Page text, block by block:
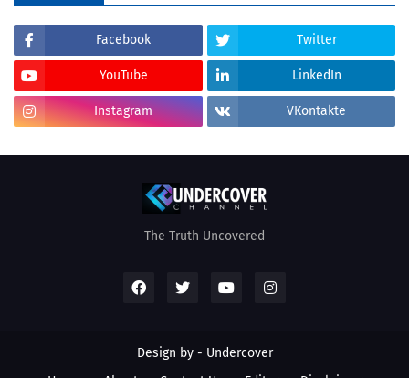
Facebook Twitter
YouTube LinkedIn
Instagram VKontakte
The Truth Uncovered
Design by - Undercover